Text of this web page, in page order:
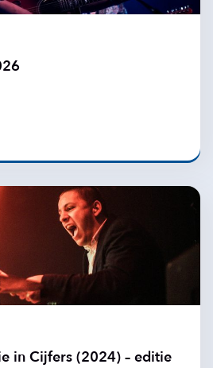
in Cijfers (2024) – editie